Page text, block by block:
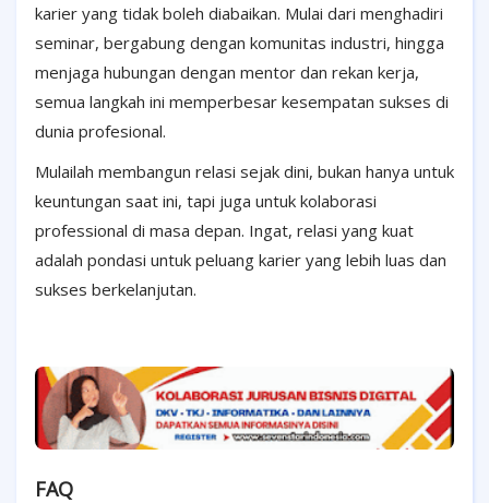
karier yang tidak boleh diabaikan. Mulai dari menghadiri
seminar, bergabung dengan komunitas industri, hingga
menjaga hubungan dengan mentor dan rekan kerja,
semua langkah ini memperbesar kesempatan sukses di
dunia profesional.
Mulailah membangun relasi sejak dini, bukan hanya untuk
keuntungan saat ini, tapi juga untuk kolaborasi
professional di masa depan. Ingat, relasi yang kuat
adalah pondasi untuk peluang karier yang lebih luas dan
sukses berkelanjutan.
FAQ